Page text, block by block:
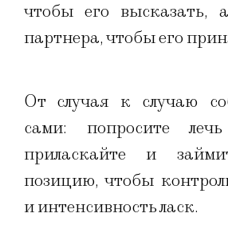
чтобы его высказать,
партнера, чтобы его
От случая к случаю
сами: попросите
приласкайте и
позицию, чтобы
и интенсивность ласк.